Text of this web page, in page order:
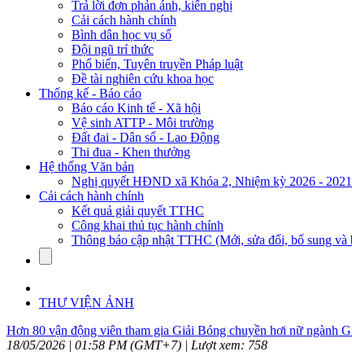
Trả lời đơn phản ánh, kiến nghị
Cải cách hành chính
Bình dân học vụ số
Đội ngũ trí thức
Phổ biến, Tuyên truyền Pháp luật
Đề tài nghiên cứu khoa học
Thống kế - Báo cáo
Báo cáo Kinh tế - Xã hội
Vệ sinh ATTP - Môi trường
Đất đai - Dân số - Lao Động
Thi đua - Khen thưởng
Hệ thống Văn bản
Nghị quyết HĐND xã Khóa 2, Nhiệm kỳ 2026 - 2021
Cải cách hành chính
Kết quả giải quyết TTHC
Công khai thủ tục hành chính
Thông báo cập nhật TTHC (Mới, sửa đổi, bổ sung và
THƯ VIỆN ẢNH
Hơn 80 vận động viên tham gia Giải Bóng chuyền hơi nữ ngành
18/05/2026 | 01:58 PM (GMT+7) | Lượt xem: 758